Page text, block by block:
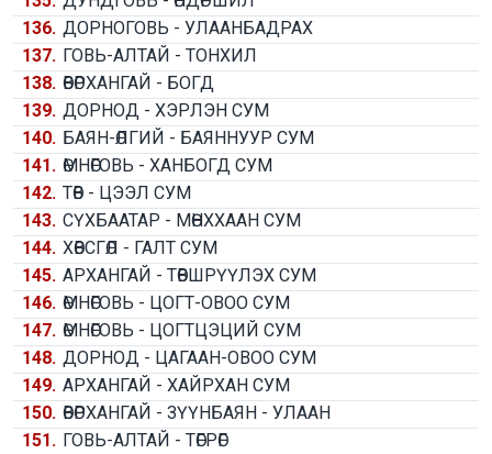
136. ДОРНОГОВЬ - УЛААНБАДРАХ
137. ГОВЬ-АЛТАЙ - ТОНХИЛ
138. ӨВӨРХАНГАЙ - БОГД
139. ДОРНОД - ХЭРЛЭН СУМ
140. БАЯН-ӨЛГИЙ - БАЯННУУР СУМ
141. ӨМНӨГОВЬ - ХАНБОГД СУМ
142. ТӨВ - ЦЭЭЛ СУМ
143. СҮХБААТАР - МӨНХХААН СУМ
144. ХӨВСГӨЛ - ГАЛТ СУМ
145. АРХАНГАЙ - ТӨВШРҮҮЛЭХ СУМ
146. ӨМНӨГОВЬ - ЦОГТ-ОВОО СУМ
147. ӨМНӨГОВЬ - ЦОГТЦЭЦИЙ СУМ
148. ДОРНОД - ЦАГААН-ОВОО СУМ
149. АРХАНГАЙ - ХАЙРХАН СУМ
150. ӨВӨРХАНГАЙ - ЗҮҮНБАЯН - УЛААН
151. ГОВЬ-АЛТАЙ - ТӨГРӨГ